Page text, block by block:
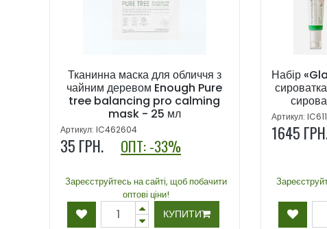
Тканинна маска для обличчя з
чайним деревом Enough Pure
tree balancing pro calming
mask - 25 мл
Артикул: IC462604
35 ГРН. ОПТ: -33%
Зареєструйтесь на сайті, щоб побачити
оптові ціни!
КУПИТИ
Набір
Артикул:
1645